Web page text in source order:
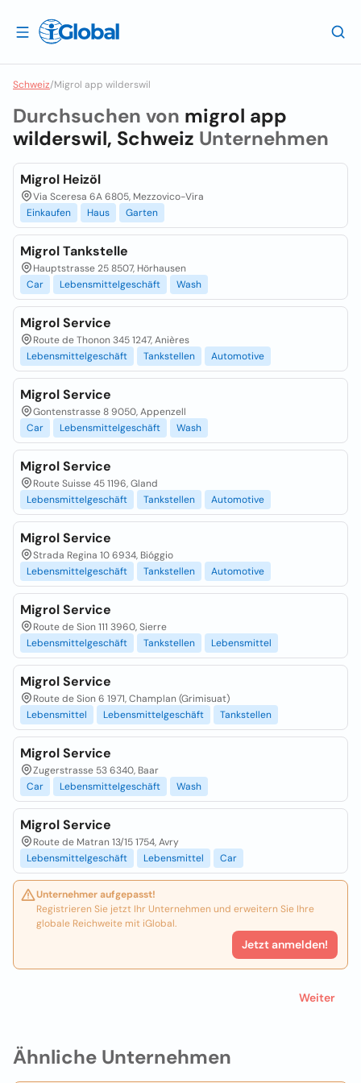
Schweiz/Migrol app wilderswil
Ähnliche Unternehmen
Durchsuchen von migrol app
wilderswil, Schweiz Unternehmen
Migrol Heizöl
Via Sceresa 6A 6805, Mezzovico-Vira
Einkaufen
Haus Garten
Migrol Tankstelle
Hauptstrasse 25 8507, Hörhausen
Car
Lebensmittelgeschäft Wash
Migrol Service
Route de Thonon 345 1247, Anières
Lebensmittelgeschäft
Tankstellen Automotive
Migrol Service
Gontenstrasse 8 9050, Appenzell
Car
Lebensmittelgeschäft Wash
Migrol Service
Route Suisse 45 1196, Gland
Lebensmittelgeschäft
Tankstellen Automotive
Migrol Service
Strada Regina 10 6934, Bióggio
Lebensmittelgeschäft
Tankstellen Automotive
Migrol Service
Route de Sion 111 3960, Sierre
Lebensmittelgeschäft
Tankstellen Lebensmittel
Migrol Service
Route de Sion 6 1971, Champlan (Grimisuat)
Lebensmittel
Lebensmittelgeschäft Tankstellen
Migrol Service
Zugerstrasse 53 6340, Baar
Car
Lebensmittelgeschäft Wash
Migrol Service
Route de Matran 13/15 1754, Avry
Lebensmittelgeschäft
Lebensmittel Car
Unternehmer aufgepasst!
Registrieren Sie jetzt Ihr Unternehmen und erweitern Sie Ihre
globale Reichweite mit iGlobal.
Jetzt anmelden!
Weiter